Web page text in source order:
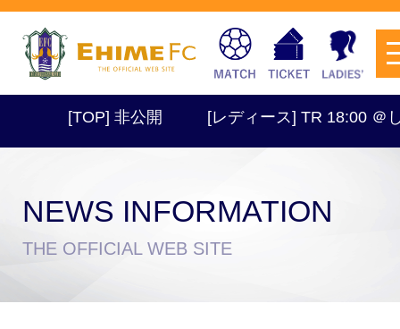
チケットを購入
[TOP] 非公開 [レディース] TR 18:00 ＠し
NEWS INFORMATION
THE OFFICIAL WEB SITE